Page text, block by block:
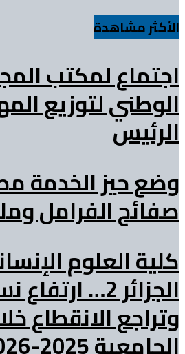
الأكثر مشاهدة
اجتماع لمكتب
الوطني لتوزيع
الرئيس
وضع حيز الخدمة
صفائح الفرامل
كلية العلوم
الجزائر 2…
وتراجع الانقطاع
الجامعية 2025-2026